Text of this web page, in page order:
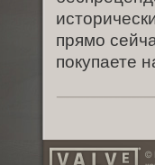
прямо
покупаете